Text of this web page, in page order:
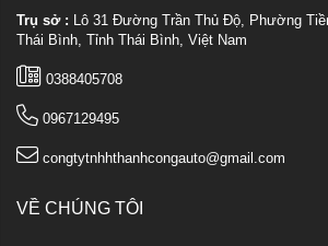
Trụ sở : Lô 31 Đường Trần Thủ Độ, Phường
Thái Bình, Tỉnh Thái Bình, Việt Nam
0388405708
0967129495
congtytnhhthanhcongauto@gmail.com
VỀ CHÚNG TÔI